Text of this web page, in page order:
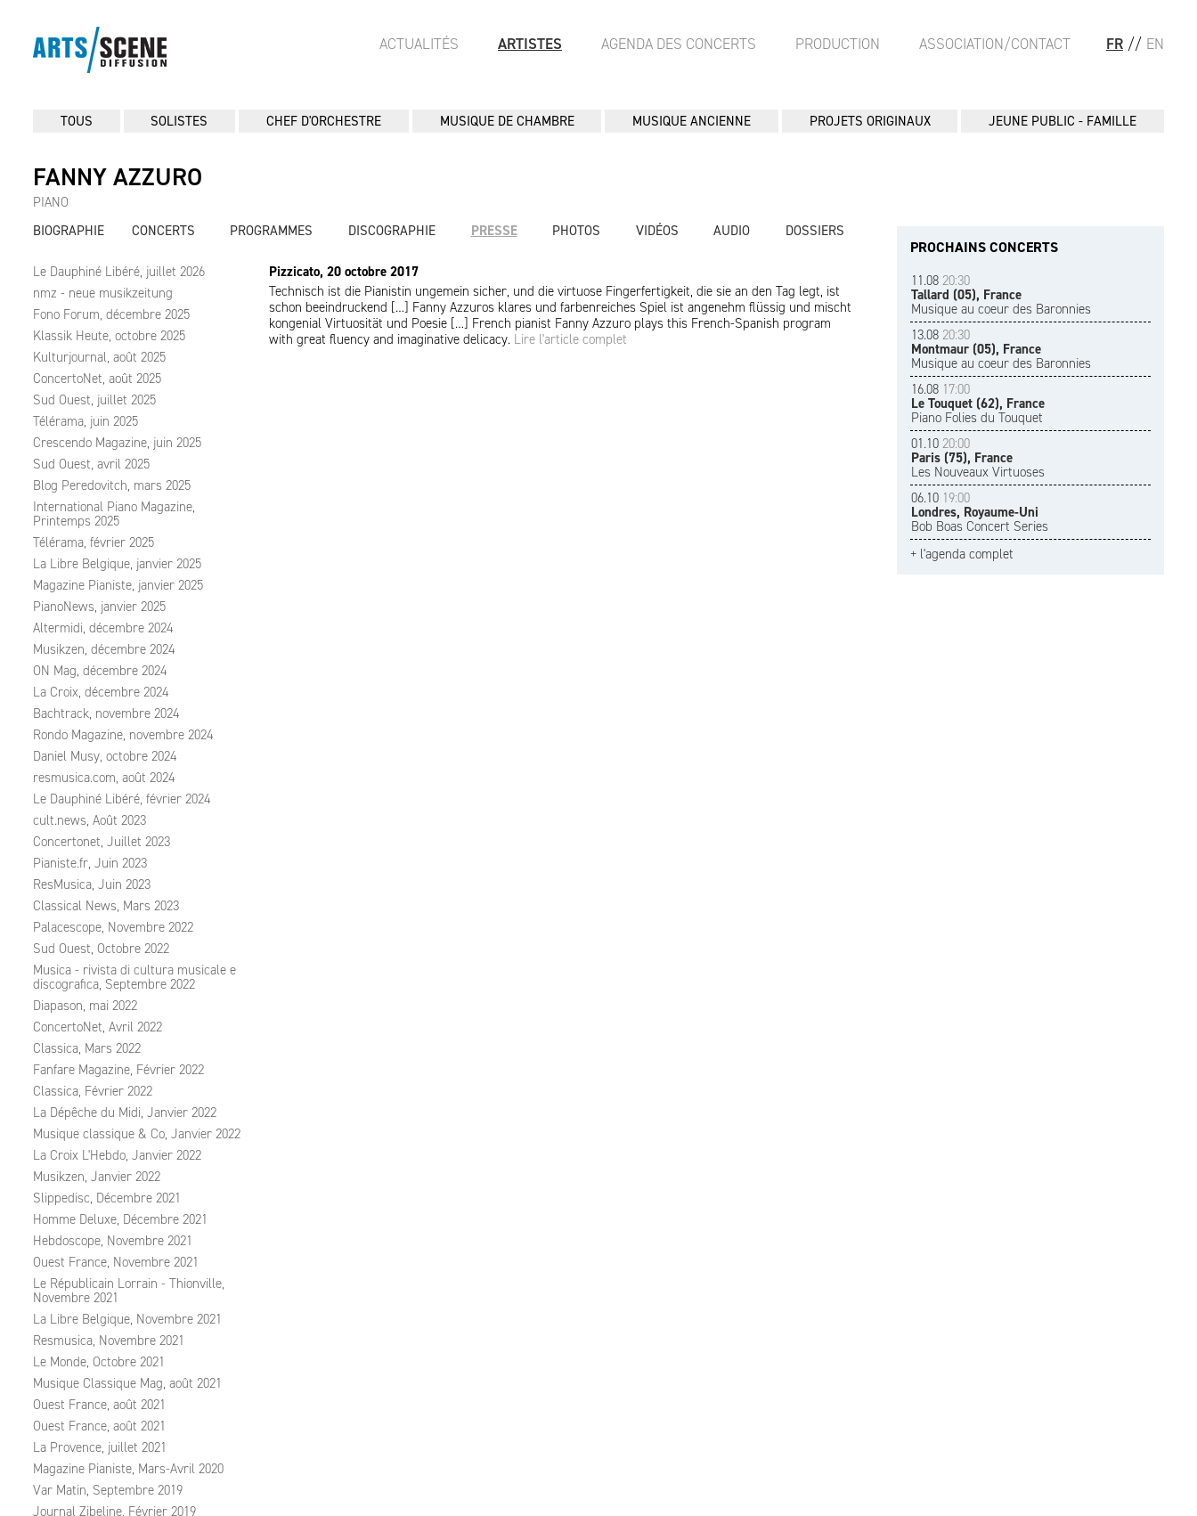
FR // EN
ACTUALITÉS ARTISTES AGENDA DES CONCERTS PRODUCTION ASSOCIATION/CONTACT
TOUS SOLISTES CHEF D'ORCHESTRE MUSIQUE DE CHAMBRE MUSIQUE ANCIENNE PROJETS ORIGINAUX JEUNE PUBLIC - FAMILLE
FANNY AZZURO
PIANO
BIOGRAPHIE
CONCERTS PROGRAMMES DISCOGRAPHIE PRESSE PHOTOS VIDÉOS AUDIO DOSSIERS
Le Dauphiné Libéré, juillet 2026
nmz - neue musikzeitung
Fono Forum, décembre 2025
Klassik Heute, octobre 2025
Kulturjournal, août 2025
ConcertoNet, août 2025
Sud Ouest, juillet 2025
Télérama, juin 2025
Crescendo Magazine, juin 2025
Sud Ouest, avril 2025
Blog Peredovitch, mars 2025
International Piano Magazine,
Printemps 2025
Télérama, février 2025
La Libre Belgique, janvier 2025
Magazine Pianiste, janvier 2025
PianoNews, janvier 2025
Altermidi, décembre 2024
Musikzen, décembre 2024
ON Mag, décembre 2024
La Croix, décembre 2024
Bachtrack, novembre 2024
Rondo Magazine, novembre 2024
Daniel Musy, octobre 2024
resmusica.com, août 2024
Le Dauphiné Libéré, février 2024
cult.news, Août 2023
Concertonet, Juillet 2023
Pianiste.fr, Juin 2023
ResMusica, Juin 2023
Classical News, Mars 2023
Palacescope, Novembre 2022
Sud Ouest, Octobre 2022
Musica - rivista di cultura musicale e
discografica, Septembre 2022
Diapason, mai 2022
ConcertoNet, Avril 2022
Classica, Mars 2022
Fanfare Magazine, Février 2022
Classica, Février 2022
La Dépêche du Midi, Janvier 2022
Musique classique & Co, Janvier 2022
La Croix L'Hebdo, Janvier 2022
Musikzen, Janvier 2022
Slippedisc, Décembre 2021
Homme Deluxe, Décembre 2021
Hebdoscope, Novembre 2021
Ouest France, Novembre 2021
Le Républicain Lorrain - Thionville,
Novembre 2021
La Libre Belgique, Novembre 2021
Resmusica, Novembre 2021
Le Monde, Octobre 2021
Musique Classique Mag, août 2021
Ouest France, août 2021
Ouest France, août 2021
La Provence, juillet 2021
Magazine Pianiste, Mars-Avril 2020
Var Matin, Septembre 2019
Journal Zibeline, Février 2019
Pizzicato, 20 octobre 2017
Technisch ist die Pianistin ungemein sicher, und die virtuose Fingerfertigkeit, die sie an den Tag legt, ist
schon beeindruckend […] Fanny Azzuros klares und farbenreiches Spiel ist angenehm flüssig und mischt
kongenial Virtuosität und Poesie […] French pianist Fanny Azzuro plays this French-Spanish program
with great fluency and imaginative delicacy. Lire l'article complet
PROCHAINS CONCERTS
11.08 20:30
Tallard (05), France
Musique au coeur des Baronnies
13.08 20:30
Montmaur (05), France
Musique au coeur des Baronnies
16.08 17:00
Le Touquet (62), France
Piano Folies du Touquet
01.10 20:00
Paris (75), France
Les Nouveaux Virtuoses
06.10 19:00
Londres, Royaume-Uni
Bob Boas Concert Series
+ l'agenda complet